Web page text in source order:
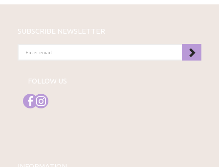
SUBSCRIBE NEWSLETTER
EMAIL
FOLLOW US